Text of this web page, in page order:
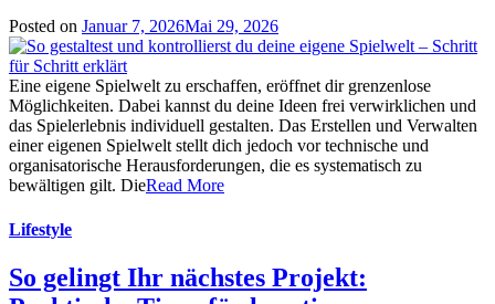
Posted on Januar 7, 2026Mai 29, 2026
Eine eigene Spielwelt zu erschaffen, eröffnet dir grenzenlose
Möglichkeiten. Dabei kannst du deine Ideen frei verwirklichen und
das Spielerlebnis individuell gestalten. Das Erstellen und Verwalten
einer eigenen Spielwelt stellt dich jedoch vor technische und
organisatorische Herausforderungen, die es systematisch zu
bewältigen gilt. DieRead More
Lifestyle
So gelingt Ihr nächstes Projekt: